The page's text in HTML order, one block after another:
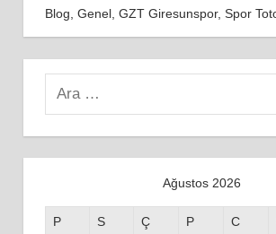
Blog Genel, GZT Giresunspor, Spor
Search
Ağustos 2026
P S Ç P C